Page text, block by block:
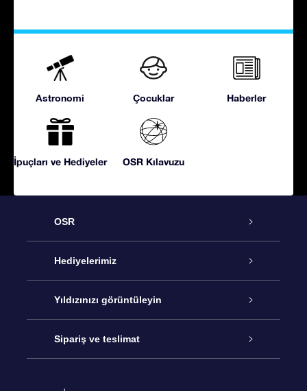
Astronomi Çocuklar Haberler
İpuçları ve Hediyeler OSR Kılavuzu
OSR
Hizmet
İletişim
Blogu
Hediyelerimiz
Çevrimiçi Yıldız Hediyesi
OSR Hediye Paketi
Yıldızınızı görüntüleyin
Star Register
Sipariş ve teslimat